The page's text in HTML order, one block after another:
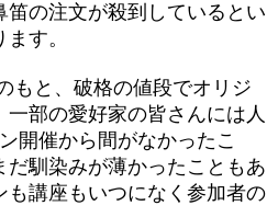
の注文が殺到しているとい
す。
と、破格の値段でオリジ
部の愛好家の皆さんには人
開催から間がなかったこ
だ馴染みが薄かったこともあ
も講座もいつになく参加者の